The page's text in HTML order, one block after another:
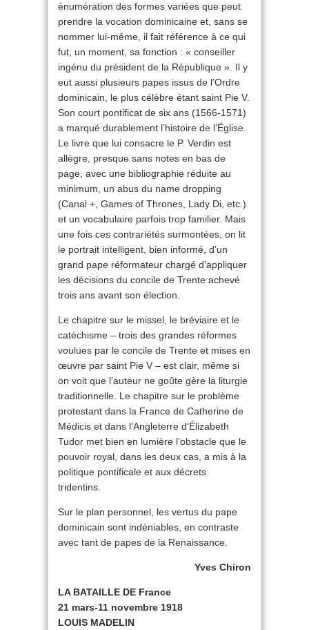
énumération des formes variées que peut
prendre la vocation dominicaine et, sans se
nommer lui-même, il fait référence à ce qui
fut, un moment, sa fonction : « conseiller
ingénu du président de la République ». Il y
eut aussi plusieurs papes issus de l’Ordre
dominicain, le plus célèbre étant saint Pie V.
Son court pontificat de six ans (1566-1571)
a marqué durablement l’histoire de l’Église.
Le livre que lui consacre le P. Verdin est
allègre, presque sans notes en bas de
page, avec une bibliographie réduite au
minimum, un abus du name dropping
(Canal +, Games of Thrones, Lady Di, etc.)
et un vocabulaire parfois trop familier. Mais
une fois ces contrariétés surmontées, on lit
le portrait intelligent, bien informé, d’un
grand pape réformateur chargé d’appliquer
les décisions du concile de Trente achevé
trois ans avant son élection.
Le chapitre sur le missel, le bréviaire et le
catéchisme – trois des grandes réformes
voulues par le concile de Trente et mises en
œuvre par saint Pie V – est clair, même si
on voit que l’auteur ne goûte gère la liturgie
traditionnelle. Le chapitre sur le problème
protestant dans la France de Catherine de
Médicis et dans l’Angleterre d’Élizabeth
Tudor met bien en lumière l’obstacle que le
pouvoir royal, dans les deux cas, a mis à la
politique pontificale et aux décrets
tridentins.
Sur le plan personnel, les vertus du pape
dominicain sont indéniables, en contraste
avec tant de papes de la Renaissance.
Yves Chiron
LA BATAILLE DE France
21 mars-11 novembre 1918
LOUIS MADELIN